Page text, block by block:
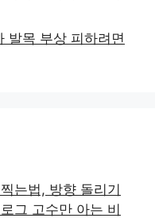
발목 부상 피하려면
는법, 방향 돌리기
그 고수만 아는 비